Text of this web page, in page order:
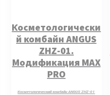
Косметологически
й комбайн ANGUS
ZHZ-01.
Модификация MAX
PRO
Косметологический комбайн ANGUS ZHZ-01